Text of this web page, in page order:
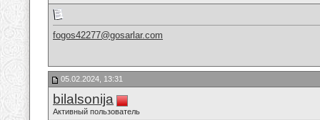
fogos42277@gosarlar.com
05.02.2024, 13:31
bilalsonija
Активный пользователь